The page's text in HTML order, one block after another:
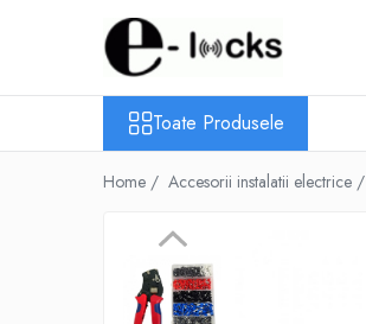
Toate Produsele
Module si relee smart
Telecomenzi smart
Toate Produsele
Home / Accesorii instalatii electrice /